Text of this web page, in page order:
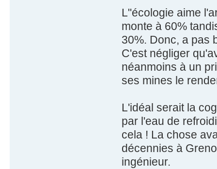
L"écologie aime
monte à 60%
30%. Donc, a pas
C'est négliger
néanmoins à un
ses mines le
L'idéal serait la
par l'eau de
cela ! La chose
décennies à
ingénieur.